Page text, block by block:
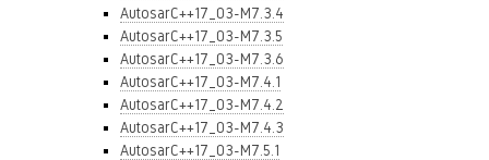
AutosarC++17_03-M7.3.4
AutosarC++17_03-M7.3.5
AutosarC++17_03-M7.3.6
AutosarC++17_03-M7.4.1
AutosarC++17_03-M7.4.2
AutosarC++17_03-M7.4.3
AutosarC++17_03-M7.5.1